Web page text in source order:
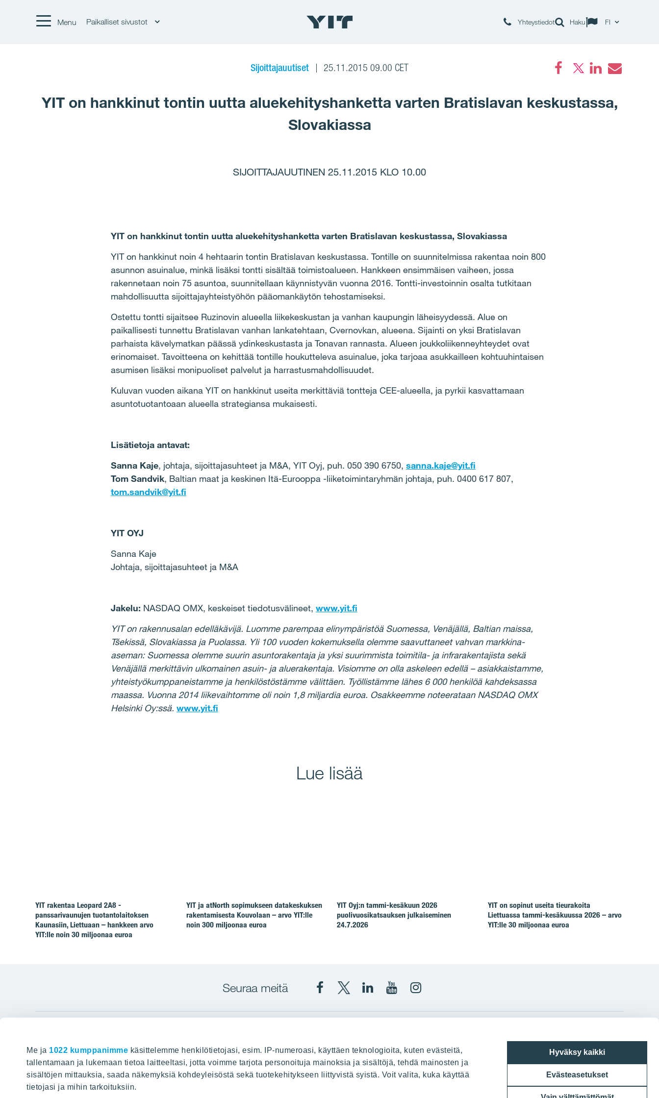
Me ja 1022 kumppanimme käsittelemme henkilötietojasi, esim. IP-numeroasi, käyttäen teknologioita, kuten evästeitä,
tallentamaan ja lukemaan tietoa laitteeltasi, jotta voimme tarjota personoituja mainoksia ja sisältöjä, tehdä mainosten ja
sisältöjen mittauksia, saada näkemyksiä kohdeyleisöstä sekä tuotekehitykseen liittyvistä syistä. Voit valita, kuka käyttää
tietojasi ja mihin tarkoituksiin.
Hyväksy kaikki
Evästeasetukset
Menu Paikalliset sivustot Yhteystiedot Haku FI
Sijoittajauutiset 25.11.2015 09.00 CET
YIT on hankkinut tontin uutta aluekehityshanketta varten Bratislavan keskustassa,
Slovakiassa
SIJOITTAJAUUTINEN 25.11.2015 KLO 10.00
YIT on hankkinut tontin uutta aluekehityshanketta varten Bratislavan keskustassa, Slovakiassa
YIT on hankkinut noin 4 hehtaarin tontin Bratislavan keskustassa. Tontille on suunnitelmissa rakentaa noin 800
asunnon asuinalue, minkä lisäksi tontti sisältää toimistoalueen. Hankkeen ensimmäisen vaiheen, jossa
rakennetaan noin 75 asuntoa, suunnitellaan käynnistyvän vuonna 2016. Tontti-investoinnin osalta tutkitaan
mahdollisuutta sijoittajayhteistyöhön pääomankäytön tehostamiseksi.
Ostettu tontti sijaitsee Ruzinovin alueella liikekeskustan ja vanhan kaupungin läheisyydessä. Alue on
paikallisesti tunnettu Bratislavan vanhan lankatehtaan, Cvernovkan, alueena. Sijainti on yksi Bratislavan
parhaista kävelymatkan päässä ydinkeskustasta ja Tonavan rannasta. Alueen joukkoliikenneyhteydet ovat
erinomaiset. Tavoitteena on kehittää tontille houkutteleva asuinalue, joka tarjoaa asukkailleen kohtuuhintaisen
asumisen lisäksi monipuoliset palvelut ja harrastusmahdollisuudet.
Kuluvan vuoden aikana YIT on hankkinut useita merkittäviä tontteja CEE-alueella, ja pyrkii kasvattamaan
asuntotuotantoaan alueella strategiansa mukaisesti.
Lisätietoja antavat:
Sanna Kaje, johtaja, sijoittajasuhteet ja M&A, YIT Oyj, puh. 050 390 6750, sanna.kaje@yit.fi
Tom Sandvik, Baltian maat ja keskinen Itä-Eurooppa -liiketoimintaryhmän johtaja, puh. 0400 617 807,
tom.sandvik@yit.fi
YIT OYJ
Sanna Kaje
Johtaja, sijoittajasuhteet ja M&A
Jakelu: NASDAQ OMX, keskeiset tiedotusvälineet, www.yit.fi
YIT on rakennusalan edelläkävijä. Luomme parempaa elinympäristöä Suomessa, Venäjällä, Baltian maissa,
Tšekissä, Slovakiassa ja Puolassa. Yli 100 vuoden kokemuksella olemme saavuttaneet vahvan markkina-
aseman: Suomessa olemme suurin asuntorakentaja ja yksi suurimmista toimitila- ja infrarakentajista sekä
Venäjällä merkittävin ulkomainen asuin- ja aluerakentaja. Visiomme on olla askeleen edellä – asiakkaistamme,
yhteistyökumppaneistamme ja henkilöstöstämme välittäen. Työllistämme lähes 6 000 henkilöä kahdeksassa
maassa. Vuonna 2014 liikevaihtomme oli noin 1,8 miljardia euroa. Osakkeemme noteerataan NASDAQ OMX
Helsinki Oy:ssä. www.yit.fi
Lue lisää
YIT rakentaa Leopard 2A8 -
panssarivaunujen tuotantolaitoksen
Kaunasiin, Liettuaan – hankkeen arvo
YIT:lle noin 30 miljoonaa euroa
YIT ja atNorth sopimukseen datakeskuksen
rakentamisesta Kouvolaan – arvo YIT:lle
noin 300 miljoonaa euroa
YIT Oyj:n tammi-kesäkuun 2026
puolivuosikatsauksen julkaiseminen
24.7.2026
YIT on sopinut useita tieurakoita
Liettuassa tammi-kesäkuussa 2026 – arvo
YIT:lle 30 miljoonaa euroa
Seuraa meitä
YITYITCorporation
Corporation
YIT
Hyvin rakennettu huominen
HAKU
Tietoa YIT:stä
Töihin meille
Myytävät asunnot
Vuokrattavat toimitilat
Panuntie 11, PL 36, 00620 Helsinki
020 433 111